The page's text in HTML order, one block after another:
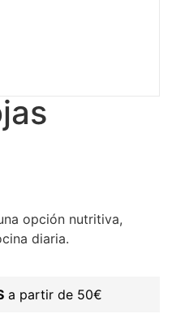
opción nutritiva,
diaria.
a partir de 50€